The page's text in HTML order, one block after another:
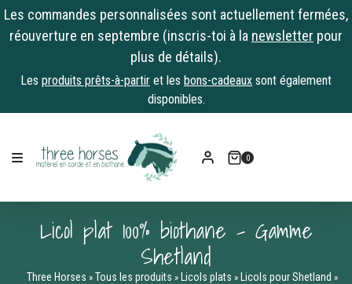
Les commandes personnalisées sont actuellement fermées,
réouverture en septembre (inscris-toi à la newsletter pour
plus de détails).
Les produits prêts-à-partir et les bons-cadeaux sont également
disponibles.
content
0
Licol plat 100% biothane – Gamme
Shetland
Three Horses » Tous les produits » Licols plats » Licols pour Shetland »